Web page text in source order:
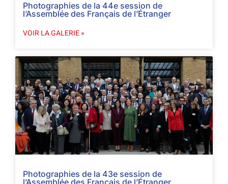
Photographies de la 44e session de
l’Assemblée des Français de l’Étranger
VOIR LA GALERIE »
Photographies de la 43e session de
l’Assemblée des Français de l’Étranger